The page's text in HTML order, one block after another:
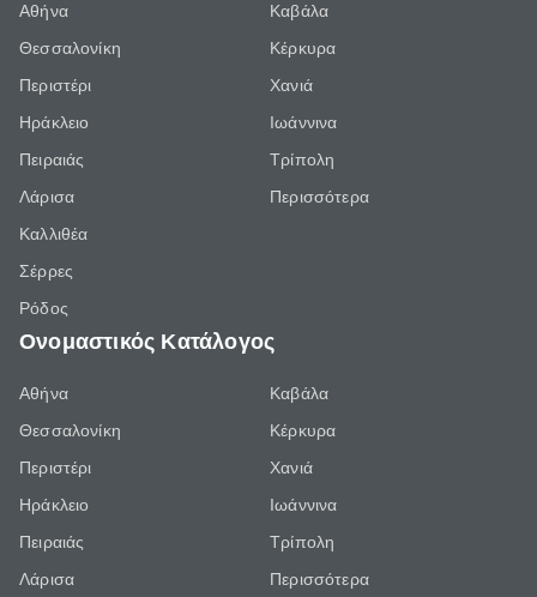
Αθήνα
Θεσσαλονίκη
Περιστέρι
Ηράκλειο
Πειραιάς
Λάρισα
Καλλιθέα
Σέρρες
Ρόδος
Καβάλα
Κέρκυρα
Χανιά
Ιωάννινα
Τρίπολη
Περισσότερα
Ονομαστικός Κατάλογος
Αθήνα
Θεσσαλονίκη
Περιστέρι
Ηράκλειο
Πειραιάς
Λάρισα
Καβάλα
Κέρκυρα
Χανιά
Ιωάννινα
Τρίπολη
Περισσότερα